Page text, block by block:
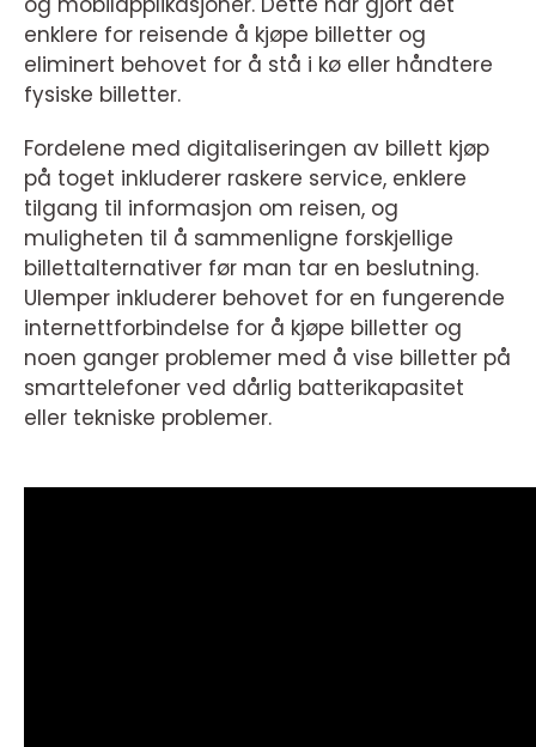
enklere for reisende å kjøpe billetter og
eliminert behovet for å stå i kø eller håndtere
fysiske billetter.
Fordelene med digitaliseringen av billett kjøp
på toget inkluderer raskere service, enklere
tilgang til informasjon om reisen, og
muligheten til å sammenligne forskjellige
billettalternativer før man tar en beslutning.
Ulemper inkluderer behovet for en fungerende
internettforbindelse for å kjøpe billetter og
noen ganger problemer med å vise billetter på
smarttelefoner ved dårlig batterikapasitet
eller tekniske problemer.